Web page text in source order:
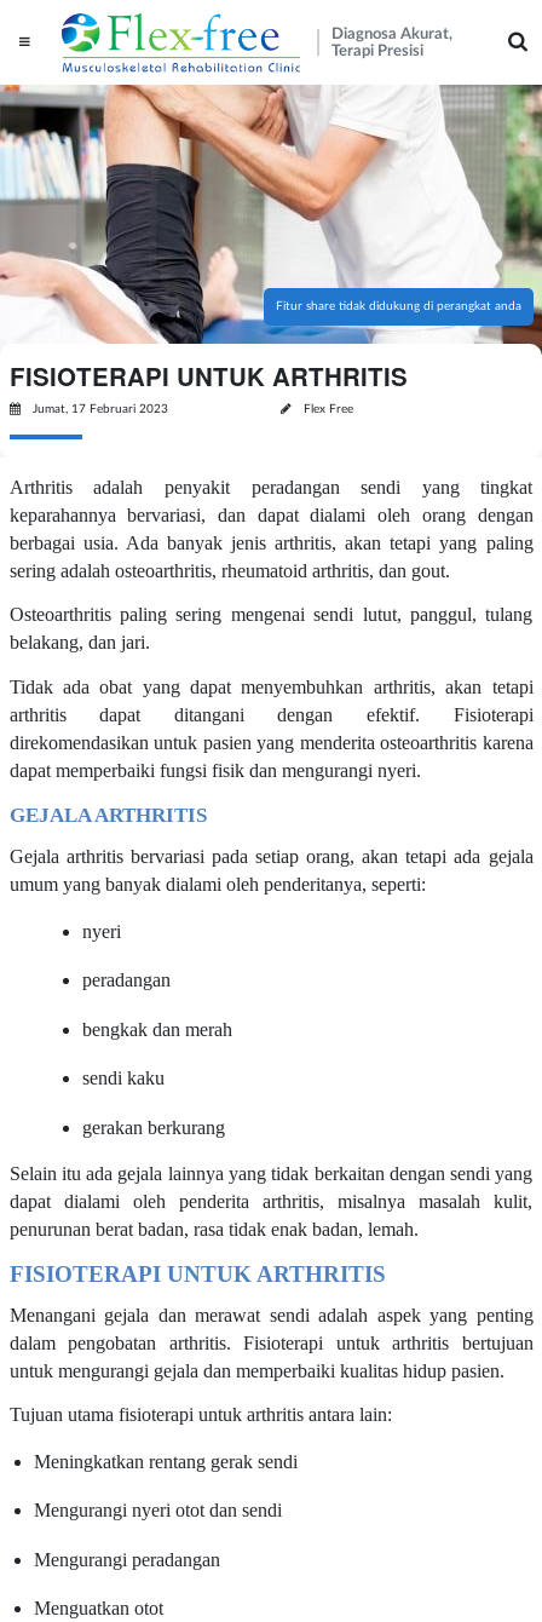
Diagnosa Akurat,
Terapi Presisi
Fitur share tidak didukung di perangkat anda
FISIOTERAPI UNTUK ARTHRITIS
Jumat, 17 Februari 2023 Flex Free
Arthritis adalah penyakit peradangan sendi yang tingkat
keparahannya bervariasi, dan dapat dialami oleh orang dengan
berbagai usia. Ada banyak jenis arthritis, akan tetapi yang paling
sering adalah osteoarthritis, rheumatoid arthritis, dan gout.
Osteoarthritis paling sering mengenai sendi lutut, panggul, tulang
belakang, dan jari.
Tidak ada obat yang dapat menyembuhkan arthritis, akan tetapi
arthritis dapat ditangani dengan efektif. Fisioterapi
direkomendasikan untuk pasien yang menderita osteoarthritis karena
dapat memperbaiki fungsi fisik dan mengurangi nyeri.
GEJALA ARTHRITIS
Gejala arthritis bervariasi pada setiap orang, akan tetapi ada gejala
umum yang banyak dialami oleh penderitanya, seperti:
nyeri
peradangan
bengkak dan merah
sendi kaku
gerakan berkurang
Selain itu ada gejala lainnya yang tidak berkaitan dengan sendi yang
dapat dialami oleh penderita arthritis, misalnya masalah kulit,
penurunan berat badan, rasa tidak enak badan, lemah.
FISIOTERAPI UNTUK ARTHRITIS
Menangani gejala dan merawat sendi adalah aspek yang penting
dalam pengobatan arthritis. Fisioterapi untuk arthritis bertujuan
untuk mengurangi gejala dan memperbaiki kualitas hidup pasien.
Tujuan utama fisioterapi untuk arthritis antara lain:
Meningkatkan rentang gerak sendi
Mengurangi nyeri otot dan sendi
Mengurangi peradangan
Menguatkan otot